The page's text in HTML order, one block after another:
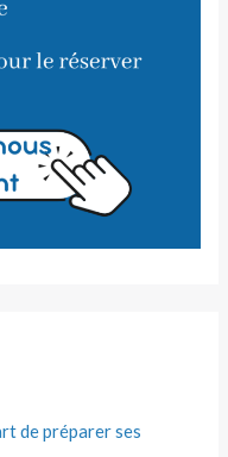
de préparer ses